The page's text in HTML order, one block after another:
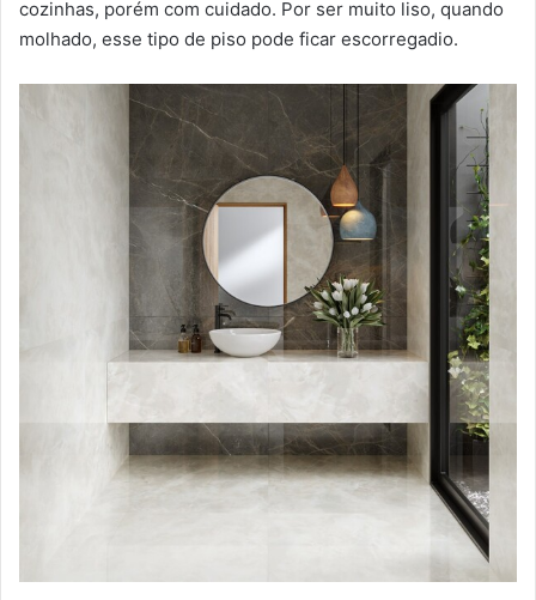
cozinhas, porém com cuidado. Por ser muito liso, quando
molhado, esse tipo de piso pode ficar escorregadio.